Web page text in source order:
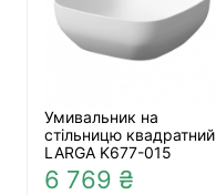
Умивальник на
стільницю квадратний
LARGA K677-015
6 769 ₴